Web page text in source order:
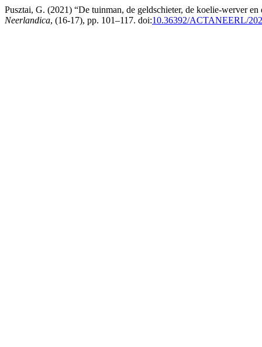
Pusztai, G. (2021) “De tuinman, de geldschieter, de koelie-werver
Neerlandica, (16-17), pp. 101–117. doi:10.36392/ACTANEERL/